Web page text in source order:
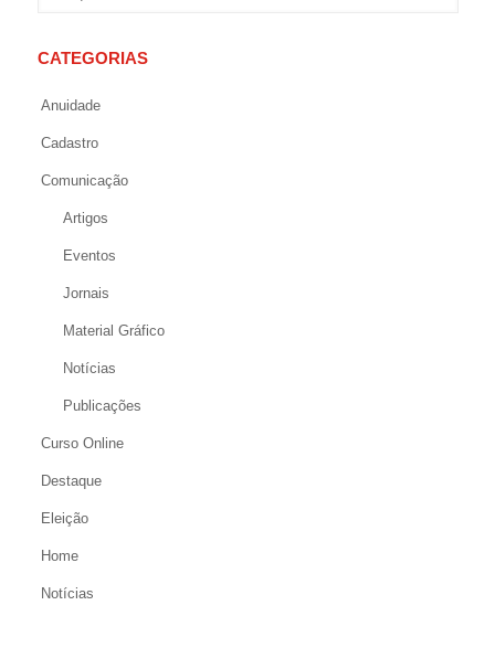
CATEGORIAS
Anuidade
Cadastro
Comunicação
Artigos
Eventos
Jornais
Material Gráfico
Notícias
Publicações
Curso Online
Destaque
Eleição
Home
Notícias